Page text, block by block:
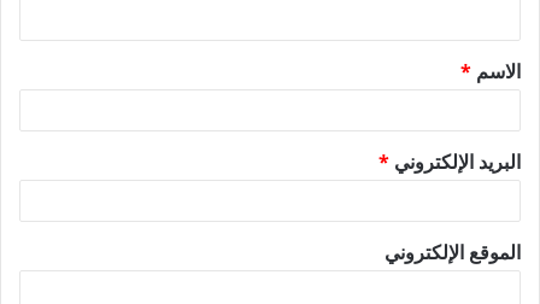
ق
*
الاسم *
البريد الإلكتروني *
الموقع الإلكتروني